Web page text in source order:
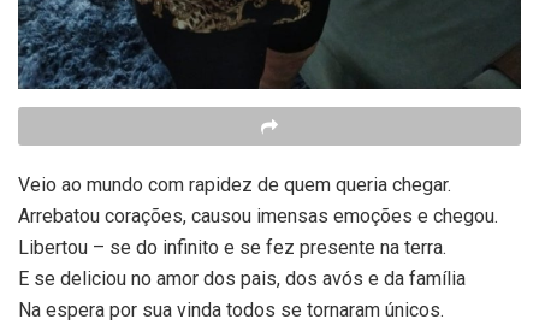
Veio ao mundo com rapidez de quem queria chegar.
Arrebatou corações, causou imensas emoções e chegou.
Libertou – se do infinito e se fez presente na terra.
E se deliciou no amor dos pais, dos avós e da família
Na espera por sua vinda todos se tornaram únicos.